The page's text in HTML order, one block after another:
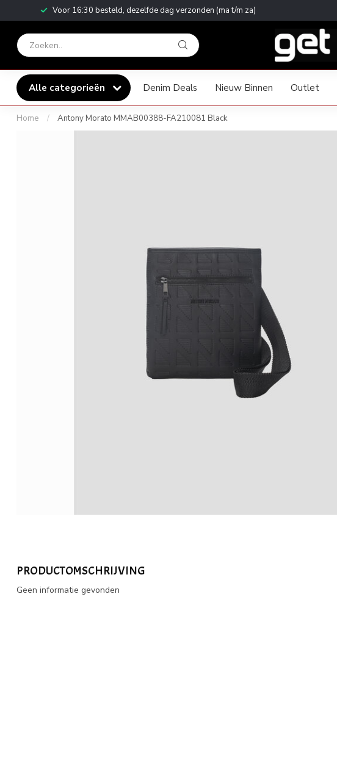
Voor 16:30 besteld, dezelfde dag verzonden (ma t/m za)
Alle categorieën Denim Deals Nieuw Binnen Outlet
Home / Antony Morato MMAB00388-FA210081 Black
PRODUCTOMSCHRIJVING
Geen informatie gevonden